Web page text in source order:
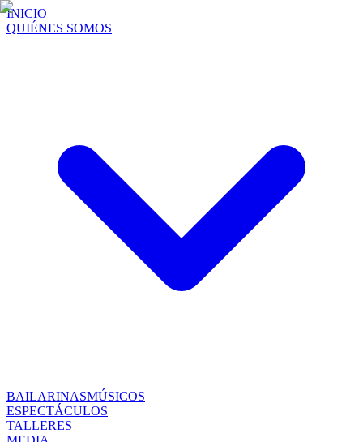
INICIO
QUIÉNES SOMOS
BAILARINASMÚSICOS
ESPECTÁCULOS
TALLERES